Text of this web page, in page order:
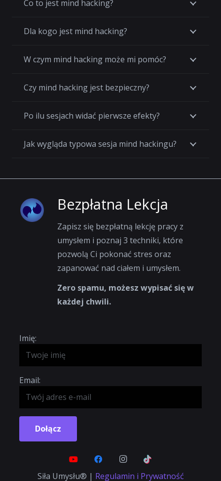
Co to jest mind hacking?
Dla kogo jest mind hacking?
W czym mind hacking może mi pomóc?
Czy mind hacking jest bezpieczny?
Po ilu sesjach widać pierwsze efekty?
Jak wygląda typowa sesja mind hackingu?
Bezpłatna Lekcja
Zapisz się bezpłatną lekcję pracy z
umysłem i poznaj 3 techniki, które
pozwolą Ci pokonać stres oraz
zapanować nad ciałem i umysłem.
Zero spamu, możesz wypisać się w
każdej chwili.
Imię:
Email:
Dołącz
Siła Umysłu® | Regulamin i Prywatność